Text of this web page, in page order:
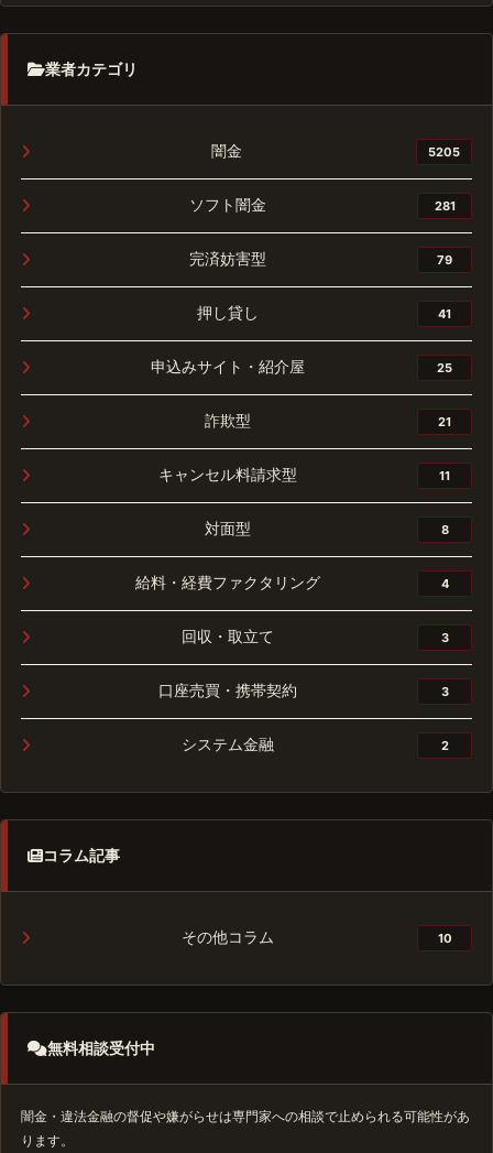
業者カテゴリ
闇金 5205
ソフト闇金 281
完済妨害型 79
押し貸し 41
申込みサイト・紹介屋 25
詐欺型 21
キャンセル料請求型 11
対面型 8
給料・経費ファクタリング 4
回収・取立て 3
口座売買・携帯契約 3
システム金融 2
コラム記事
その他コラム 10
無料相談受付中
闇金・違法金融の督促や嫌がらせは専門家への相談で止められる可能性があ
ります。